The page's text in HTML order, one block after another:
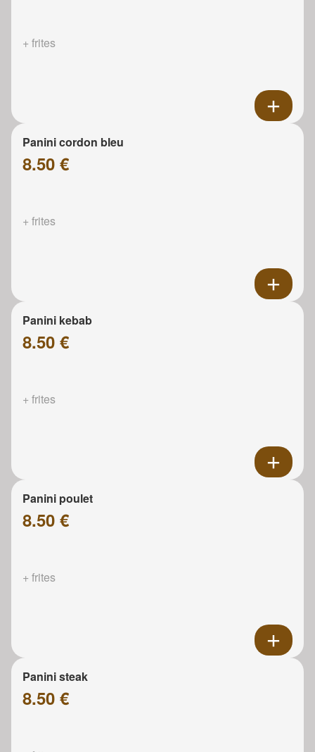
+ frites
Panini cordon bleu
8.50 €
+ frites
Panini kebab
8.50 €
+ frites
Panini poulet
8.50 €
+ frites
Panini steak
8.50 €